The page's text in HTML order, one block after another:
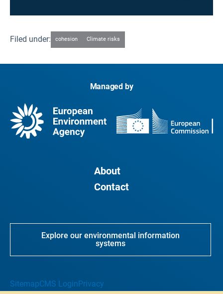
Filed under: cohesion Climate risks
Managed by
About
Contact
Explore our environmental information
systems
SitemapCMS Login Privacy